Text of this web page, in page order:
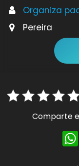
Organiza
Pereira
Comparte